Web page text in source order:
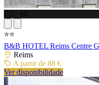
7.5 / 10
⭐⭐
B&B HOTEL Reims Centre
Reims
A partir de 88 €
Ver disponibilidade